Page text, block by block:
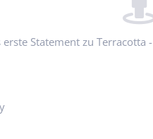
erste Statement zu